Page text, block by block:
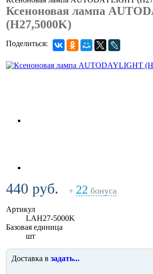
Ксеноновая лампа
(H27,5000K)
Поделиться:
440 руб. + 22 бонуса
Артикул
LAH27-5000K
Базовая единица
шт
Доставка в задать...